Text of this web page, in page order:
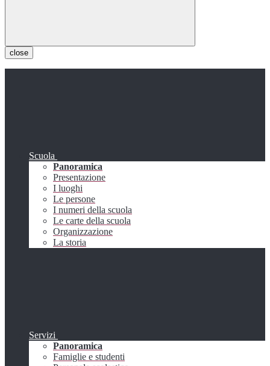
close
Scuola
Panoramica
Presentazione
I luoghi
Le persone
I numeri della scuola
Le carte della scuola
Organizzazione
La storia
Servizi
Panoramica
Famiglie e studenti